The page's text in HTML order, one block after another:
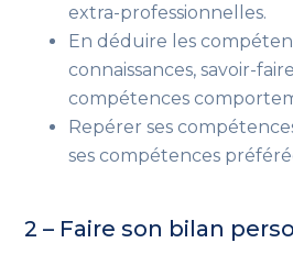
extra-professionnelles.
En déduire les
connaissances, savoir-
compétences
Repérer ses
ses compétences
2 – Faire son bilan